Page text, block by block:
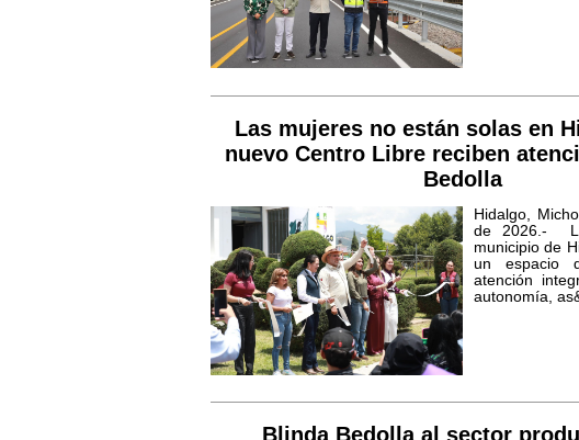
Las mujeres no están solas en
nuevo Centro Libre reciben
Bedolla
Hidalgo,
de 2026.-
municipio de
un espacio
atención
autonomía,
Blinda Bedolla al sector